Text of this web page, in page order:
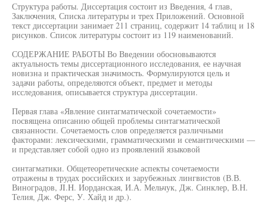
Структура работы. Диссертация состоит из Введения, 4 глав,
Заключения, Списка литературы и трех Приложений. Основной
текст диссертации занимает 211 страниц, содержит 14 таблиц и 18
рисунков. Список литературы состоит из 119 наименований.
СОДЕРЖАНИЕ РАБОТЫ Во Введении обосновываются
актуальность темы диссертационного исследования, ее научная
новизна и практическая значимость. Формулируются цель и
задачи работы, определяются объект, предмет и методы
исследования, описывается структура диссертации.
Первая глава «Явление синтагматической сочетаемости»
посвящена описанию общей проблемы синтагматической
связанности. Сочетаемость слов определяется различными
факторами: лексическими, грамматическими и семантическими —
и представляет собой одно из проявлений языковой
синтагматики. Общетеоретические аспекты сочетаемости
отражены в трудах российских и зарубежных лингвистов (В.В.
Виноградов, JI.H. Иорданская, И.А. Мельчук, Дж. Синклер, В.Н.
Телия, Дж. Ферс, У. Хайд и др.).